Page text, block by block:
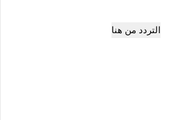
التردد من هنا